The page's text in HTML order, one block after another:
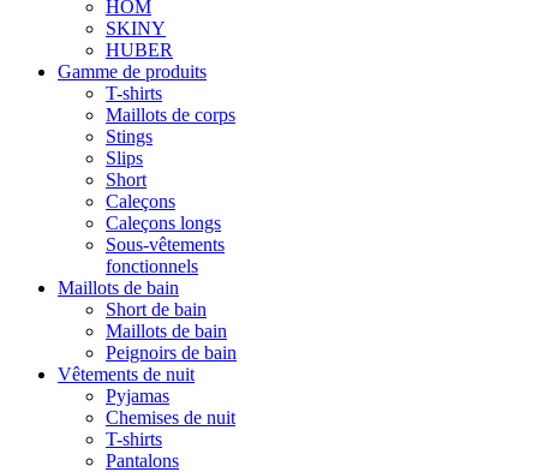
HOM
SKINY
HUBER
Gamme de produits
T-shirts
Maillots de corps
Stings
Slips
Short
Caleçons
Caleçons longs
Sous-vêtements
fonctionnels
Maillots de bain
Short de bain
Maillots de bain
Peignoirs de bain
Vêtements de nuit
Pyjamas
Chemises de nuit
T-shirts
Pantalons